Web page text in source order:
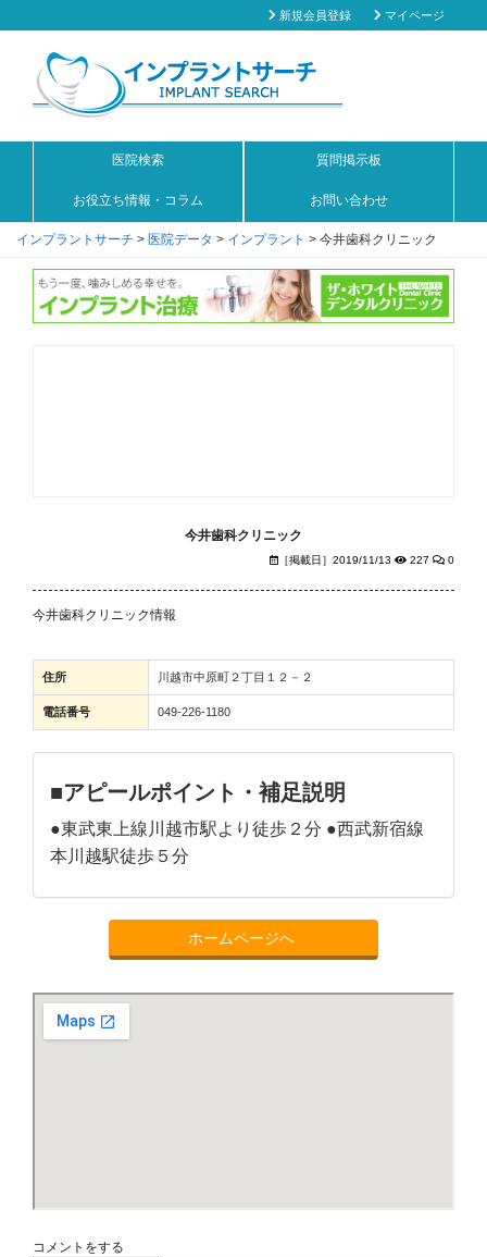
新規会員登録 マイページ
医院検索 質問掲示板
お役立ち情報・コラム お問い合わせ
インプラントサーチ > 医院データ > インプラント > 今井歯科クリニック
今井歯科クリニック
［掲載日］2019/11/13 227 0
今井歯科クリニック情報
住所 川越市中原町２丁目１２－２
電話番号 049-226-1180
■アピールポイント・補足説明
●東武東上線川越市駅より徒歩２分 ●西武新宿線
本川越駅徒歩５分
ホームページへ
コメントをする